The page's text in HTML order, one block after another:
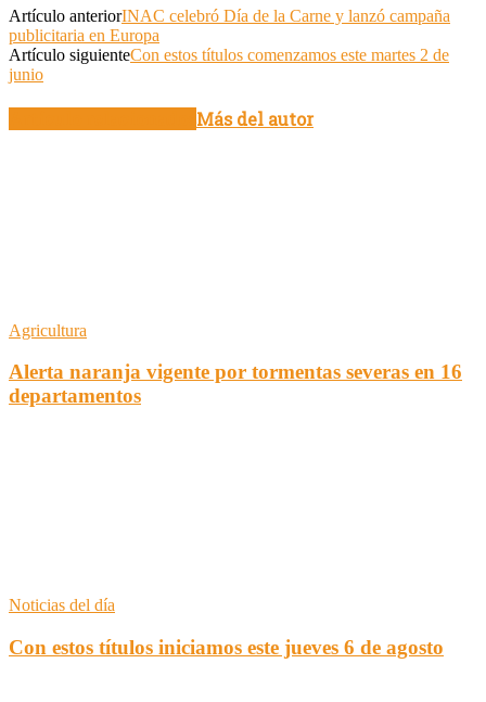
Artículo anteriorINAC celebró Día de la Carne y lanzó campaña
publicitaria en Europa
Artículo siguienteCon estos títulos comenzamos este martes 2 de
junio
Más del autor
Agricultura
Alerta naranja vigente por tormentas severas en 16
departamentos
Noticias del día
Con estos títulos iniciamos este jueves 6 de agosto